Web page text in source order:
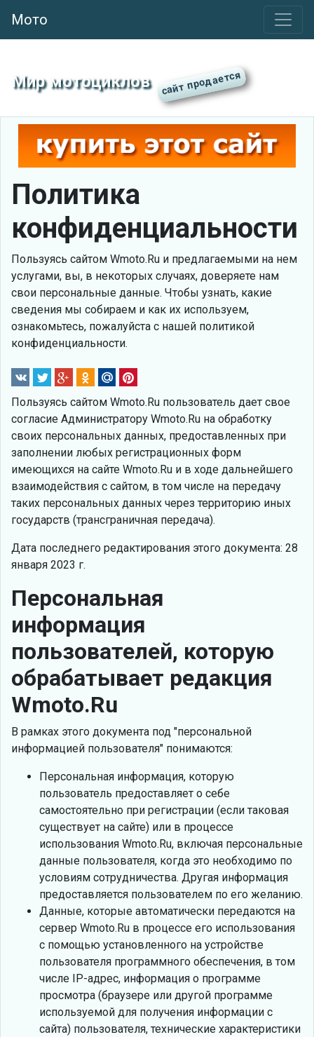
Мото
Мир мотоциклов
Политика
конфиденциальности
Пользуясь сайтом Wmoto.Ru и предлагаемыми на нем
услугами, вы, в некоторых случаях, доверяете нам
свои персональные данные. Чтобы узнать, какие
сведения мы собираем и как их используем,
ознакомьтесь, пожалуйста с нашей политикой
конфиденциальности.
Пользуясь сайтом Wmoto.Ru пользователь дает свое
согласие Администратору Wmoto.Ru на обработку
своих персональных данных, предоставленных при
заполнении любых регистрационных форм
имеющихся на сайте Wmoto.Ru и в ходе дальнейшего
взаимодействия с сайтом, в том числе на передачу
таких персональных данных через территорию иных
государств (трансграничная передача).
Дата последнего редактирования этого документа: 28
января 2023 г.
Персональная
информация
пользователей, которую
обрабатывает редакция
Wmoto.Ru
В рамках этого документа под "персональной
информацией пользователя" понимаются:
Персональная информация, которую
пользователь предоставляет о себе
самостоятельно при регистрации (если таковая
существует на сайте) или в процессе
использования Wmoto.Ru, включая персональные
данные пользователя, когда это необходимо по
условиям сотрудничества. Другая информация
предоставляется пользователем по его желанию.
Данные, которые автоматически передаются на
сервер Wmoto.Ru в процессе его использования
с помощью установленного на устройстве
пользователя программного обеспечения, в том
числе IP-адрес, информация о программе
просмотра (браузере или другой программе
используемой для получения информации с
сайта) пользователя, технические характеристики